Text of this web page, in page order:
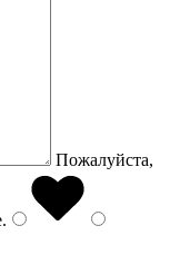
Пожалуйста,
.